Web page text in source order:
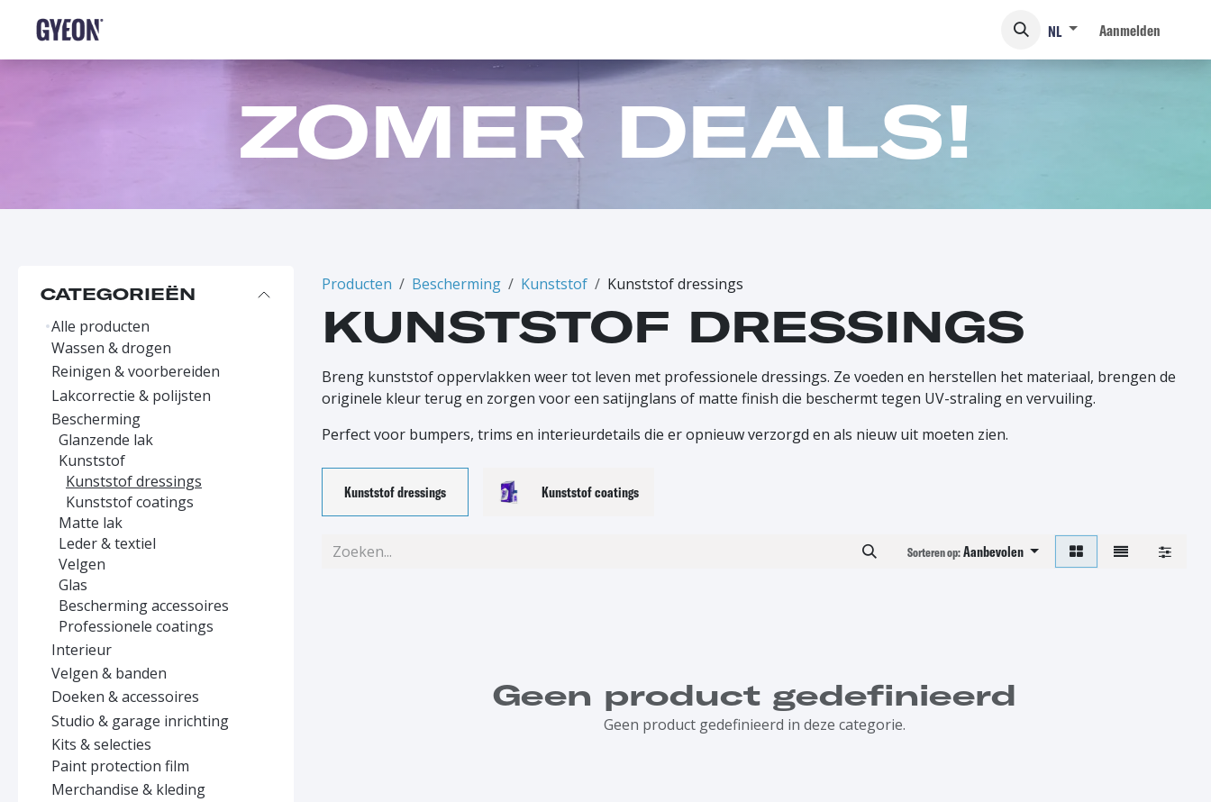
NL Aanmelden
ZOMER DEALS!
CATEGORIEËN
Alle producten
Wassen & drogen
Reinigen & voorbereiden
Lakcorrectie & polijsten
Bescherming
Glanzende lak
Kunststof
Kunststof dressings
Kunststof coatings
Matte lak
Leder & textiel
Velgen
Glas
Bescherming accessoires
Professionele coatings
Interieur
Velgen & banden
Doeken & accessoires
Studio & garage inrichting
Kits & selecties
Paint protection film
Merchandise & kleding
Producten Bescherming Kunststof Kunststof dressings
KUNSTSTOF DRESSINGS
Breng kunststof oppervlakken weer tot leven met professionele dressings. Ze voeden en herstellen het materiaal, brengen de
originele kleur terug en zorgen voor een satijnglans of matte finish die beschermt tegen UV-straling en vervuiling.
Perfect voor bumpers, trims en interieurdetails die er opnieuw verzorgd en als nieuw uit moeten zien.
Kunststof dressings Kunststof coatings
Sorteren op:Aanbevolen
Geen product gedefinieerd
Geen product gedefinieerd in deze categorie.